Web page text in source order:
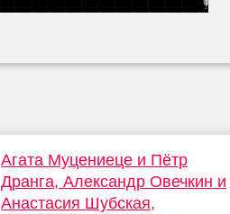
Агата Муцениеце и Пётр
Дранга, Александр Овечкин и
Анастасия Шубская,